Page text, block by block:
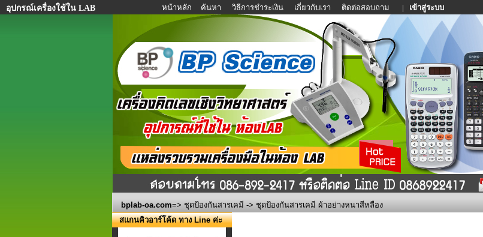
อุปกรณ์เครื่องใช้ใน LAB หน้าหลัก ค้นหา วิธีการชำระเงิน เกี่ยวกับเรา ติดต่อสอบถาม | เข้าสู่ระบบ
bplab-oa.com=> ชุดป้องกันสารเคมี -> ชุดป้องกันสารเคมี ผ้าอย่างหนาสีหลือง
สแกนคิวอาร์โค้ด ทาง Line ค่ะ